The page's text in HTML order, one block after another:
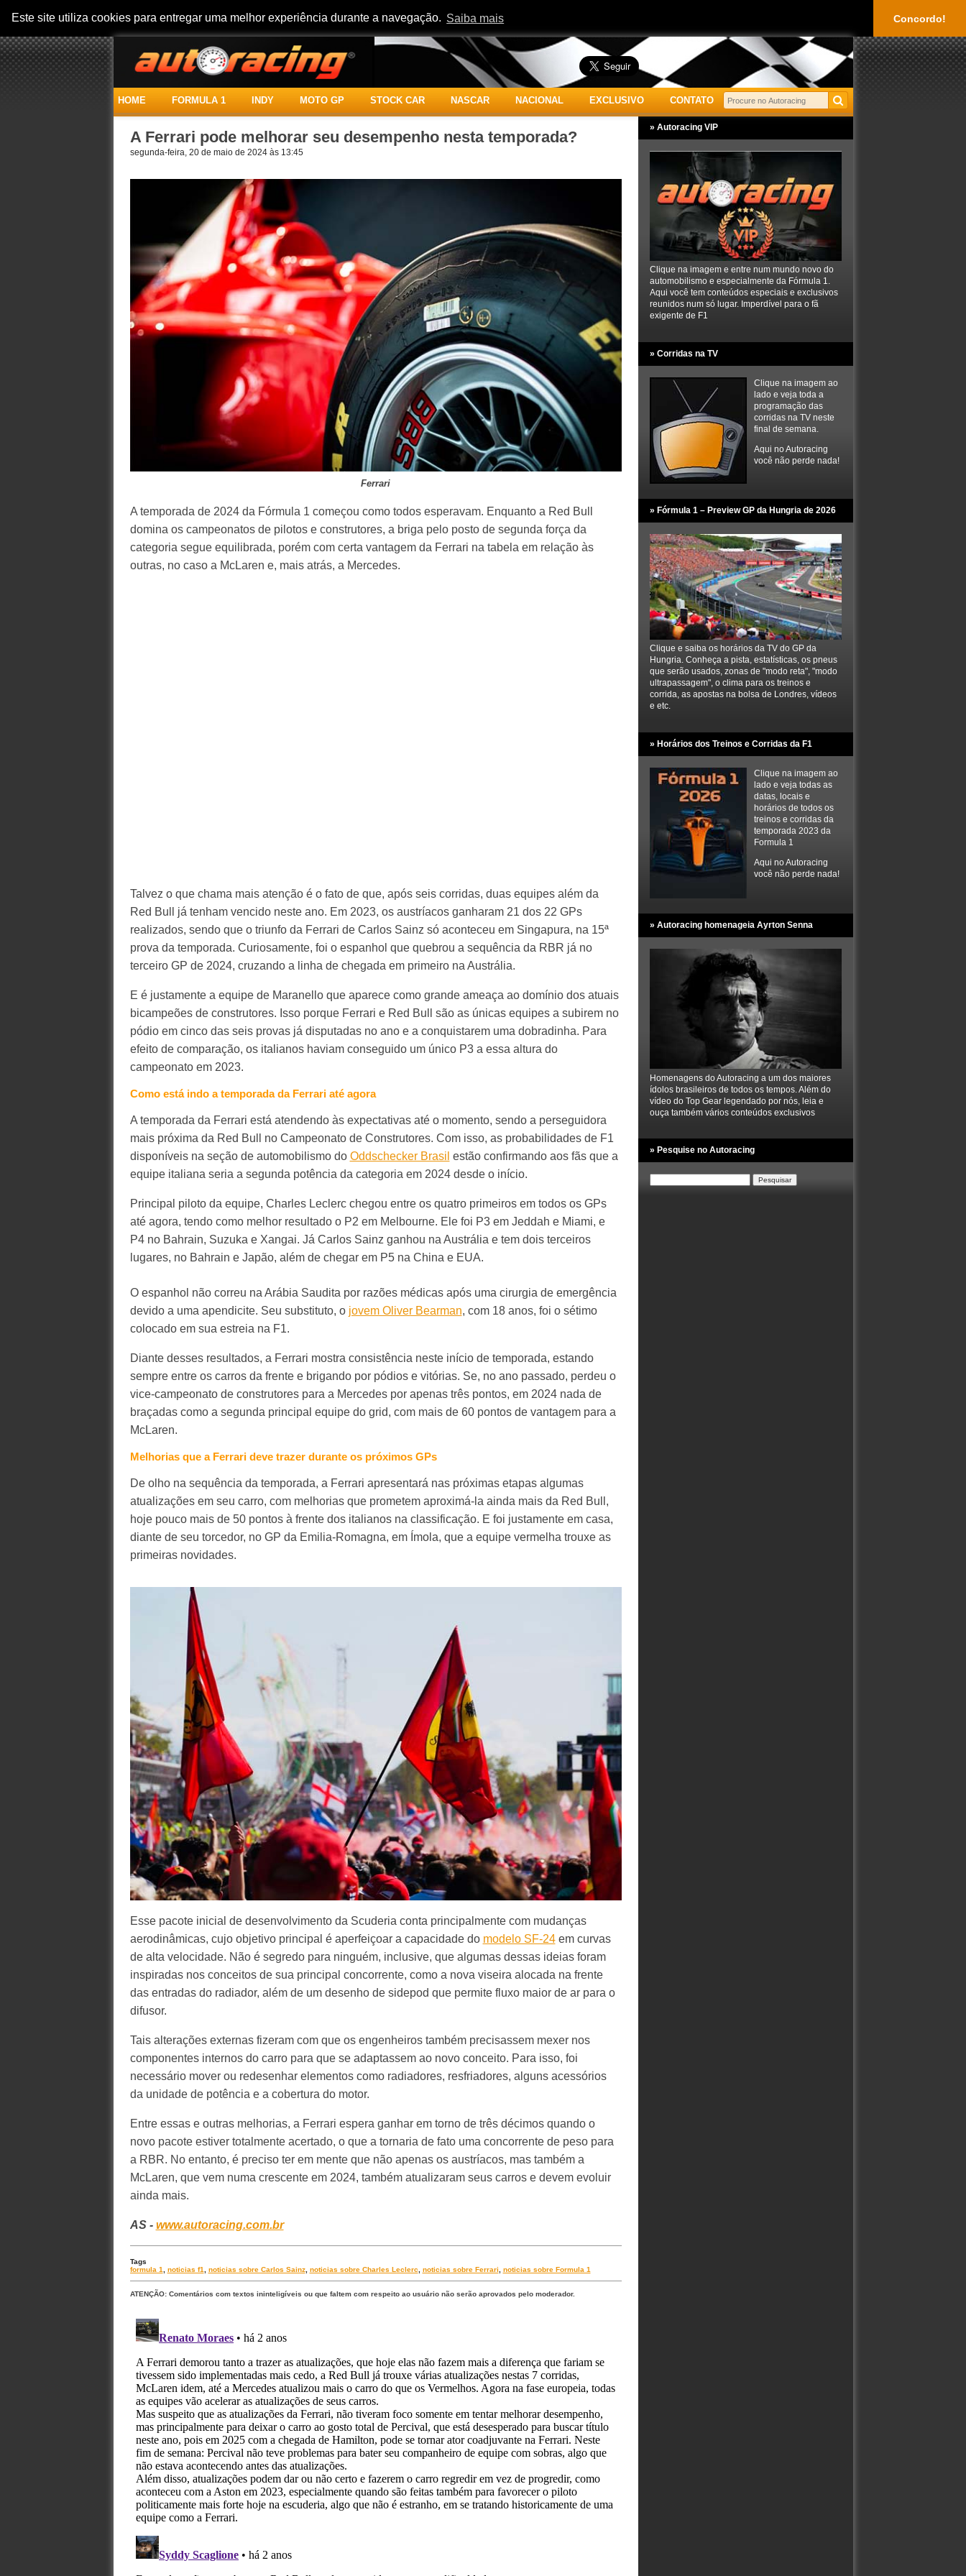
Este site utiliza cookies para entregar uma melhor experiência durante a navegação. Saiba mais Concordo!
HOME FORMULA 1 INDY MOTO GP STOCK CAR NASCAR NACIONAL EXCLUSIVO CONTATO
A Ferrari pode melhorar seu desempenho nesta temporada?
segunda-feira, 20 de maio de 2024 às 13:45
Ferrari
A temporada de 2024 da Fórmula 1 começou como todos esperavam. Enquanto a Red Bull
domina os campeonatos de pilotos e construtores, a briga pelo posto de segunda força da
categoria segue equilibrada, porém com certa vantagem da Ferrari na tabela em relação às
outras, no caso a McLaren e, mais atrás, a Mercedes.
Talvez o que chama mais atenção é o fato de que, após seis corridas, duas equipes além da
Red Bull já tenham vencido neste ano. Em 2023, os austríacos ganharam 21 dos 22 GPs
realizados, sendo que o triunfo da Ferrari de Carlos Sainz só aconteceu em Singapura, na 15ª
prova da temporada. Curiosamente, foi o espanhol que quebrou a sequência da RBR já no
terceiro GP de 2024, cruzando a linha de chegada em primeiro na Austrália.
E é justamente a equipe de Maranello que aparece como grande ameaça ao domínio dos atuais
bicampeões de construtores. Isso porque Ferrari e Red Bull são as únicas equipes a subirem no
pódio em cinco das seis provas já disputadas no ano e a conquistarem uma dobradinha. Para
efeito de comparação, os italianos haviam conseguido um único P3 a essa altura do
campeonato em 2023.
Como está indo a temporada da Ferrari até agora
A temporada da Ferrari está atendendo às expectativas até o momento, sendo a perseguidora
mais próxima da Red Bull no Campeonato de Construtores. Com isso, as probabilidades de F1
disponíveis na seção de automobilismo do Oddschecker Brasil estão confirmando aos fãs que a
equipe italiana seria a segunda potência da categoria em 2024 desde o início.
Principal piloto da equipe, Charles Leclerc chegou entre os quatro primeiros em todos os GPs
até agora, tendo como melhor resultado o P2 em Melbourne. Ele foi P3 em Jeddah e Miami, e
P4 no Bahrain, Suzuka e Xangai. Já Carlos Sainz ganhou na Austrália e tem dois terceiros
lugares, no Bahrain e Japão, além de chegar em P5 na China e EUA.
O espanhol não correu na Arábia Saudita por razões médicas após uma cirurgia de emergência
devido a uma apendicite. Seu substituto, o jovem Oliver Bearman, com 18 anos, foi o sétimo
colocado em sua estreia na F1.
Diante desses resultados, a Ferrari mostra consistência neste início de temporada, estando
sempre entre os carros da frente e brigando por pódios e vitórias. Se, no ano passado, perdeu o
vice-campeonato de construtores para a Mercedes por apenas três pontos, em 2024 nada de
braçadas como a segunda principal equipe do grid, com mais de 60 pontos de vantagem para a
McLaren.
Melhorias que a Ferrari deve trazer durante os próximos GPs
De olho na sequência da temporada, a Ferrari apresentará nas próximas etapas algumas
atualizações em seu carro, com melhorias que prometem aproximá-la ainda mais da Red Bull,
hoje pouco mais de 50 pontos à frente dos italianos na classificação. E foi justamente em casa,
diante de seu torcedor, no GP da Emilia-Romagna, em Ímola, que a equipe vermelha trouxe as
primeiras novidades.
Esse pacote inicial de desenvolvimento da Scuderia conta principalmente com mudanças
aerodinâmicas, cujo objetivo principal é aperfeiçoar a capacidade do modelo SF-24em curvas
de alta velocidade. Não é segredo para ninguém, inclusive, que algumas dessas ideias foram
inspiradas nos conceitos de sua principal concorrente, como a nova viseira alocada na frente
das entradas do radiador, além de um desenho de sidepod que permite fluxo maior de ar para o
difusor.
Tais alterações externas fizeram com que os engenheiros também precisassem mexer nos
componentes internos do carro para que se adaptassem ao novo conceito. Para isso, foi
necessário mover ou redesenhar elementos como radiadores, resfriadores, alguns acessórios
da unidade de potência e a cobertura do motor.
Entre essas e outras melhorias, a Ferrari espera ganhar em torno de três décimos quando o
novo pacote estiver totalmente acertado, o que a tornaria de fato uma concorrente de peso para
a RBR. No entanto, é preciso ter em mente que não apenas os austríacos, mas também a
McLaren, que vem numa crescente em 2024, também atualizaram seus carros e devem evoluir
ainda mais.
AS - www.autoracing.com.br
Tags
formula 1
noticias f1 noticias sobre Carlos Sainz, noticias sobre Charles Leclerc noticias sobre Ferrari noticias sobre Formula 1
ATENÇÃO: Comentários com textos ininteligíveis ou que faltem com respeito ao usuário não serão aprovados pelo moderador.
» Autoracing VIP
Clique na imagem e entre num mundo novo do
automobilismo e especialmente da Fórmula 1.
Aqui você tem conteúdos especiais e exclusivos
reunidos num só lugar. Imperdível para o fã
exigente de F1
» Corridas na TV
Clique na imagem ao
lado e veja toda a
programação das
corridas na TV neste
final de semana.
Aqui no Autoracing
você não perde nada!
» Fórmula 1 – Preview GP da Hungria de 2026
Clique e saiba os horários da TV do GP da
Hungria. Conheça a pista, estatísticas, os pneus
que serão usados, zonas de "modo reta", "modo
ultrapassagem", o clima para os treinos e
corrida, as apostas na bolsa de Londres, vídeos
e etc.
» Horários dos Treinos e Corridas da F1
Clique na imagem ao
lado e veja todas as
datas, locais e
horários de todos os
treinos e corridas da
temporada 2023 da
Formula 1
Aqui no Autoracing
você não perde nada!
» Autoracing homenageia Ayrton Senna
Homenagens do Autoracing a um dos maiores
ídolos brasileiros de todos os tempos. Além do
vídeo do Top Gear legendado por nós, leia e
ouça também vários conteúdos exclusivos
» Pesquise no Autoracing
por: